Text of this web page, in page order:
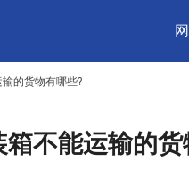
的货物有哪些?
不能运输的货